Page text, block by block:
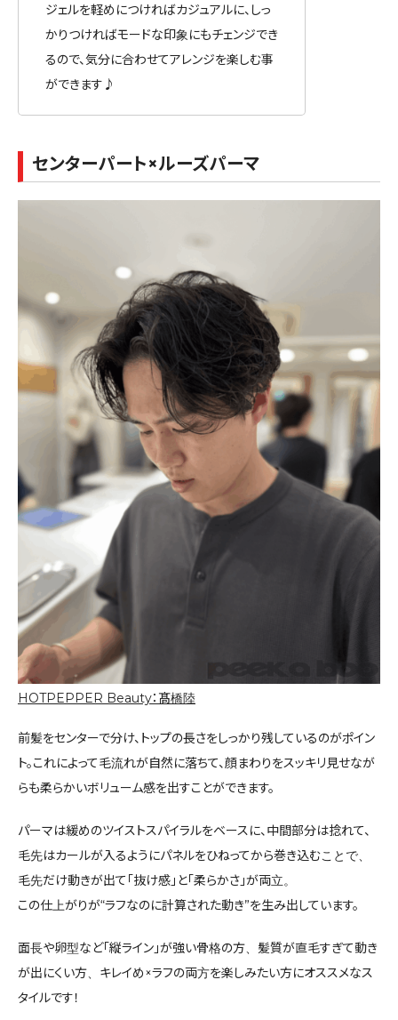
ジェルを軽めにつければカジュアルに、しっ
かりつければモードな印象にもチェンジでき
るので、気分に合わせてアレンジを楽しむ事
ができます♪
センターパート×ルーズパーマ
HOTPEPPER Beauty：髙橋陸
前髪をセンターで分け、トップの長さをしっかり残しているのがポイン
ト。これによって毛流れが自然に落ちて、顔まわりをスッキリ見せなが
らも柔らかいボリューム感を出すことができます。
パーマは緩めのツイストスパイラルをベースに、中間部分は捻れて、
毛先はカールが入るようにパネルをひねってから巻き込むことで、
毛先だけ動きが出て「抜け感」と「柔らかさ」が両立。
この仕上がりが“ラフなのに計算された動き”を生み出しています。
面長や卵型など「縦ライン」が強い骨格の方、髪質が直毛すぎて動き
が出にくい方、キレイめ×ラフの両方を楽しみたい方にオススメなス
タイルです！